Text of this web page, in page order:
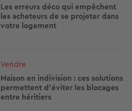
Les erreurs déco qui empêchent
les acheteurs de se projeter dans
votre logement
Vendre
Maison en indivision : ces solutions
permettent d'éviter les blocages
entre héritiers